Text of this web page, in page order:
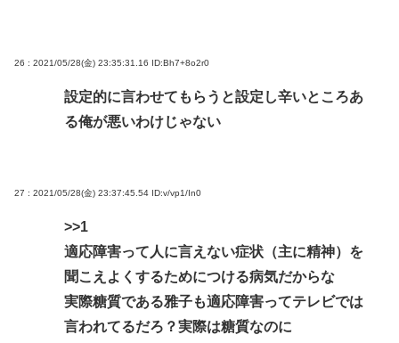
26 : 2021/05/28(金) 23:35:31.16 ID:Bh7+8o2r0
設定的に言わせてもらうと設定し辛いところあ
る俺が悪いわけじゃない
27 : 2021/05/28(金) 23:37:45.54 ID:v/vp1/In0
>>1
適応障害って人に言えない症状（主に精神）を
聞こえよくするためにつける病気だからな
実際糖質である雅子も適応障害ってテレビでは
言われてるだろ？実際は糖質なのに